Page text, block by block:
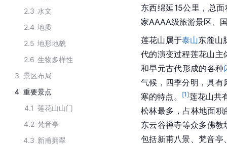
2.3 水文
2.4 地质
2.5 地形地貌
2.6 生物多样性
3 景区布局
4 重要景点
4.1 莲花山山门
4.2 梵音亭
4.3 新甫拥翠
东西绵延15公里，总
家AAAA级旅游景区、
莲花山属于泰山东麓山
代的演变过程莲花山
和早元古代形成的各种
气候，四季分明，具有
寒的特点。
[1]莲花山共
松林最多，占林地面积
东云谷禅寺等众多佛教
包括新甫八景、梵音